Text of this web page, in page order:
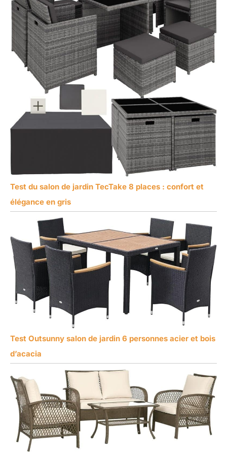
Test du salon de jardin TecTake 8 places : confort et
élégance en gris
Test Outsunny salon de jardin 6 personnes acier et bois
d’acacia